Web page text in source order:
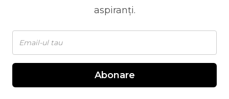
aspiranți.
Abonare